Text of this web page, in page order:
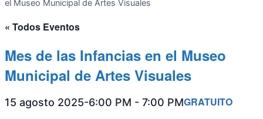
el Museo Municipal de Artes Visuales
« Todos Eventos
Mes de las Infancias en el Museo
Municipal de Artes Visuales
15 agosto 2025-6:00 PM - 7:00 PMGRATUITO